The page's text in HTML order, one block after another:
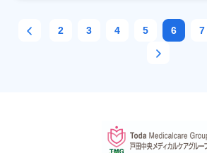
2 3 4 5 6 7